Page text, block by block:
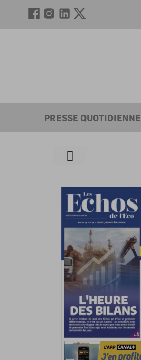
PRESSE QUOTIDIENNE